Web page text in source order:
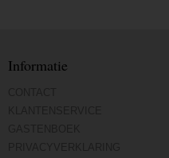
Informatie